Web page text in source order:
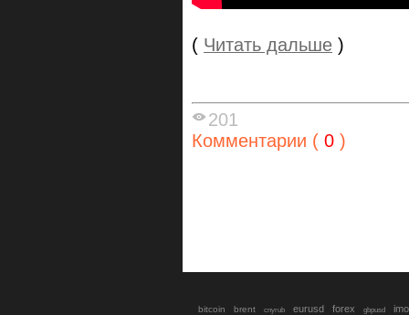
( Читать дальше )
201
Комментарии ( 0 )
bitcoin brent cnyrub eurusd forex gbpusd